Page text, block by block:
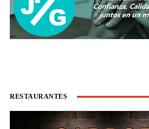
RESTAURANTES